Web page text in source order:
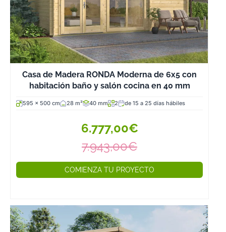
diseños como
por el nuevo
mundo que se
va a abrir ante
Y es que las
madera de 20
m2 a 30 m2
otras
oportunidades
muy
respetuosas
Casa de Madera RONDA Moderna de 6x5 con
habitación baño y salón cocina en 40 mm
595 x 500 cm 28 m² 40 mm 2 de 15 a 25 días hábiles
6.777,00€
7.943,00€
COMIENZA TU PROYECTO